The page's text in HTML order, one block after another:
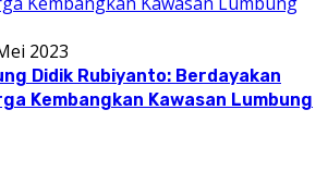
2023
Didik Rubiyanto: Berdayakan
Kembangkan Kawasan Lumbung